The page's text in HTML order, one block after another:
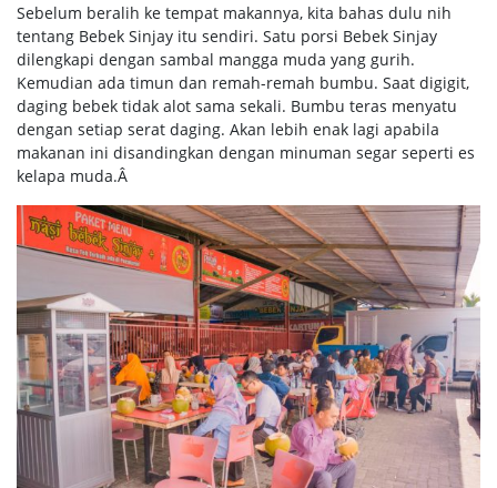
Sebelum beralih ke tempat makannya, kita bahas dulu nih
tentang Bebek Sinjay itu sendiri. Satu porsi Bebek Sinjay
dilengkapi dengan sambal mangga muda yang gurih.
Kemudian ada timun dan remah-remah bumbu. Saat digigit,
daging bebek tidak alot sama sekali. Bumbu teras menyatu
dengan setiap serat daging. Akan lebih enak lagi apabila
makanan ini disandingkan dengan minuman segar seperti es
kelapa muda.Â